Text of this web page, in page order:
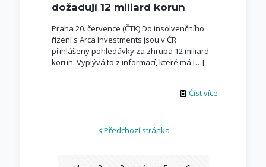
dožadují 12 miliard korun
Praha 20. července (ČTK) Do insolvenčního
řízení s Arca Investments jsou v ČR
přihlášeny pohledávky za zhruba 12 miliard
korun. Vyplývá to z informací, které má […]
Číst více
Předchozí stránka